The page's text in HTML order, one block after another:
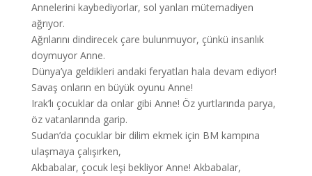
Annelerini kaybediyorlar, sol yanları mütemadiyen
ağrıyor.
Ağrılarını dindirecek çare bulunmuyor, çünkü insanlık
doymuyor Anne.
Dünya’ya geldikleri andaki feryatları hala devam ediyor!
Savaş onların en büyük oyunu Anne!
Irak’lı çocuklar da onlar gibi Anne! Öz yurtlarında parya,
öz vatanlarında garip.
Sudan’da çocuklar bir dilim ekmek için BM kampına
ulaşmaya çalışırken,
Akbabalar, çocuk leşi bekliyor Anne! Akbabalar,